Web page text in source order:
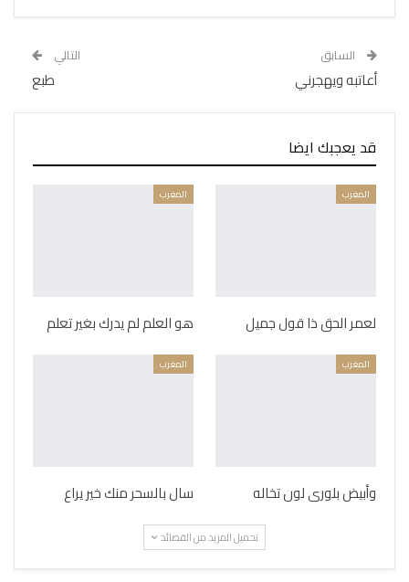
السابق
أعاتبه ويهجرني
التالي
طبع
قد يعجبك ايضا
المغرب
لعمر الحق ذا قول جميل
المغرب
هو العلم لم يدرك بغير تعلم
المغرب
وأبيض بلورى لون تخاله
المغرب
سال بالسحر منك خير يراع
تحميل المزيد من القصائد